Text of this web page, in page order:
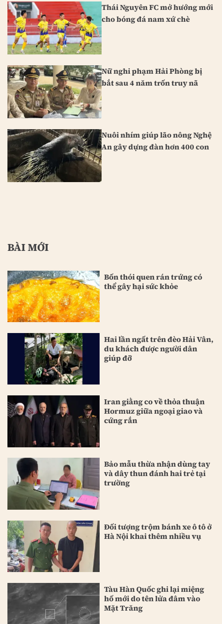
Thái Nguyên FC mở hướng mới
cho bóng đá nam xứ chè
Nữ nghi phạm Hải Phòng bị
bắt sau 4 năm trốn truy nã
Nuôi nhím giúp lão nông Nghệ
An gây dựng đàn hơn 400 con
BÀI MỚI
Bốn thói quen rán trứng có
thể gây hại sức khỏe
Hai lần ngất trên đèo Hải Vân,
du khách được người dân
giúp đỡ
Iran giằng co về thỏa thuận
Hormuz giữa ngoại giao và
cứng rắn
Bảo mẫu thừa nhận dùng tay
và dây thun đánh hai trẻ tại
trường
Đối tượng trộm bánh xe ô tô ở
Hà Nội khai thêm nhiều vụ
Tàu Hàn Quốc ghi lại miệng
hố mới do tên lửa đâm vào
Mặt Trăng